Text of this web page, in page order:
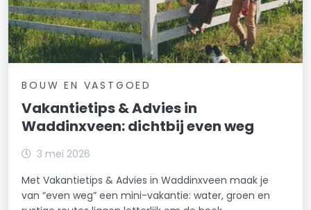
BOUW EN VASTGOED
Vakantietips & Advies in
Waddinxveen: dichtbij even weg
3 mei 2026
Met Vakantietips & Advies in Waddinxveen maak je
van “even weg” een mini-vakantie: water, groen en